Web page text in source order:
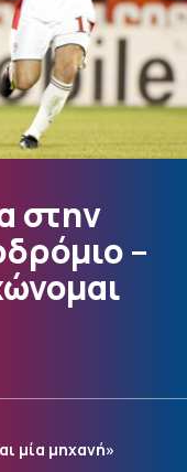
στην
–
μία μηχανή»